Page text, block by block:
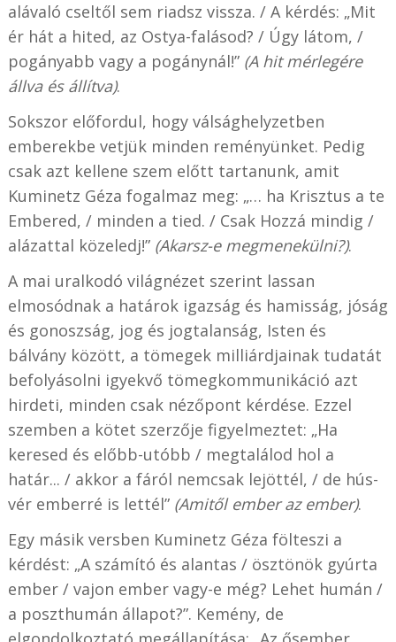
alávaló cseltől sem riadsz vissza. / A kérdés: „Mit
ér hát a hited, az Ostya-falásod? / Úgy látom, /
pogányabb vagy a pogánynál!” (A hit mérlegére
állva és állítva).
Sokszor előfordul, hogy válsághelyzetben
emberekbe vetjük minden reményünket. Pedig
csak azt kellene szem előtt tartanunk, amit
Kuminetz Géza fogalmaz meg: „… ha Krisztus a te
Embered, / minden a tied. / Csak Hozzá mindig /
alázattal közeledj!” (Akarsz-e megmenekülni?).
A mai uralkodó világnézet szerint lassan
elmosódnak a határok igazság és hamisság, jóság
és gonoszság, jog és jogtalanság, Isten és
bálvány között, a tömegek milliárdjainak tudatát
befolyásolni igyekvő tömegkommunikáció azt
hirdeti, minden csak nézőpont kérdése. Ezzel
szemben a kötet szerzője figyelmeztet: „Ha
keresed és előbb-utóbb / megtalálod hol a
határ... / akkor a fáról nemcsak lejöttél, / de hús-
vér emberré is lettél” (Amitől ember az ember).
Egy másik versben Kuminetz Géza fölteszi a
kérdést: „A számító és alantas / ösztönök gyúrta
ember / vajon ember vagy-e még? Lehet humán /
a poszthumán állapot?”. Kemény, de